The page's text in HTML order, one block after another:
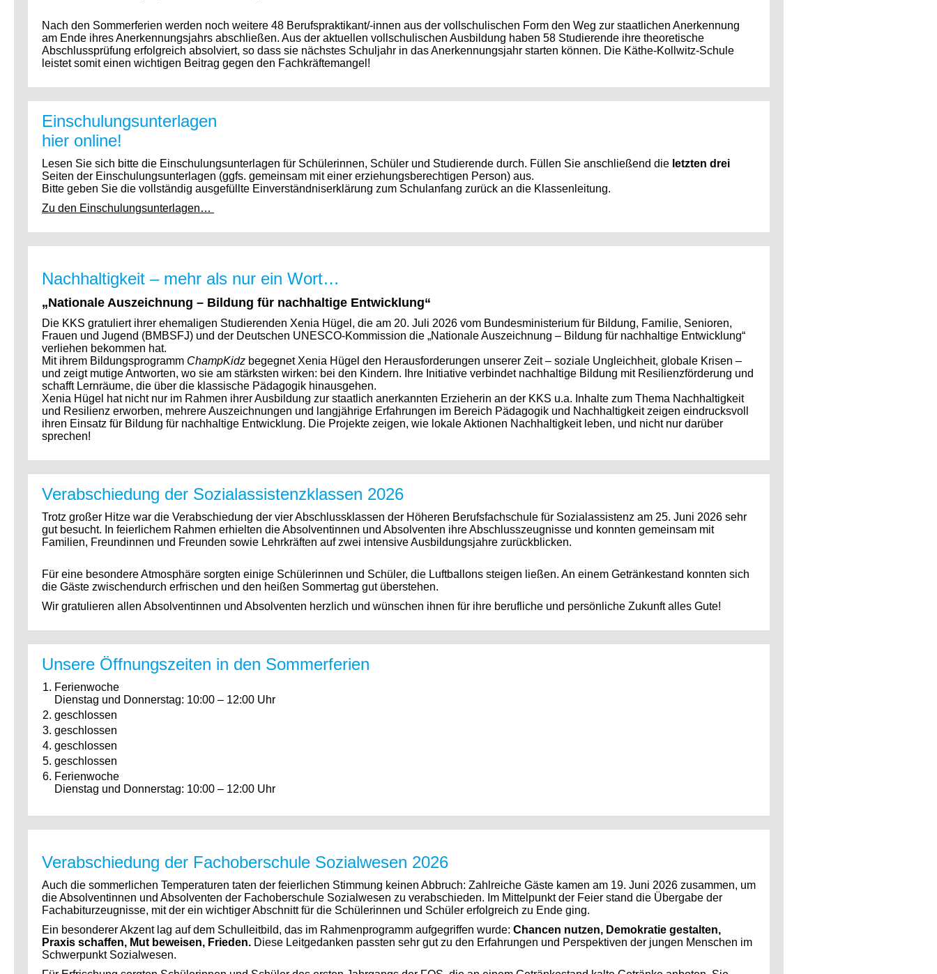
Nach den Sommerferien werden noch weitere 48 Berufspraktikant/-innen aus der vollschulischen Form den Weg zur staatlichen Anerkennung
am Ende ihres Anerkennungsjahrs abschließen. Aus der aktuellen vollschulischen Ausbildung haben 58 Studierende ihre theoretische
Abschlussprüfung erfolgreich absolviert, so dass sie nächstes Schuljahr in das Anerkennungsjahr starten können. Die Käthe-Kollwitz-Schule
leistet somit einen wichtigen Beitrag gegen den Fachkräftemangel!
Einschulungsunterlagen
hier online!
Lesen Sie sich bitte die Einschulungsunterlagen für Schülerinnen, Schüler und Studierende durch. Füllen Sie anschließend die letzten drei
Seiten der Einschulungsunterlagen (ggfs. gemeinsam mit einer erziehungsberechtigen Person) aus.
Bitte geben Sie die vollständig ausgefüllte Einverständniserklärung zum Schulanfang zurück an die Klassenleitung.
Zu den Einschulungsunterlagen…
Nachhaltigkeit – mehr als nur ein Wort…
„Nationale Auszeichnung – Bildung für nachhaltige Entwicklung“
Die KKS gratuliert ihrer ehemaligen Studierenden Xenia Hügel, die am 20. Juli 2026 vom Bundesministerium für Bildung, Familie, Senioren,
Frauen und Jugend (BMBSFJ) und der Deutschen UNESCO-Kommission die „Nationale Auszeichnung – Bildung für nachhaltige Entwicklung“
verliehen bekommen hat.
Mit ihrem Bildungsprogramm ChampKidz begegnet Xenia Hügel den Herausforderungen unserer Zeit – soziale Ungleichheit, globale Krisen –
und zeigt mutige Antworten, wo sie am stärksten wirken: bei den Kindern. Ihre Initiative verbindet nachhaltige Bildung mit Resilienzförderung und
schafft Lernräume, die über die klassische Pädagogik hinausgehen.
Xenia Hügel hat nicht nur im Rahmen ihrer Ausbildung zur staatlich anerkannten Erzieherin an der KKS u.a. Inhalte zum Thema Nachhaltigkeit
und Resilienz erworben, mehrere Auszeichnungen und langjährige Erfahrungen im Bereich Pädagogik und Nachhaltigkeit zeigen eindrucksvoll
ihren Einsatz für Bildung für nachhaltige Entwicklung. Die Projekte zeigen, wie lokale Aktionen Nachhaltigkeit leben, und nicht nur darüber
sprechen!
Verabschiedung der Sozialassistenzklassen 2026
Trotz großer Hitze war die Verabschiedung der vier Abschlussklassen der Höheren Berufsfachschule für Sozialassistenz am 25. Juni 2026 sehr
gut besucht. In feierlichem Rahmen erhielten die Absolventinnen und Absolventen ihre Abschlusszeugnisse und konnten gemeinsam mit
Familien, Freundinnen und Freunden sowie Lehrkräften auf zwei intensive Ausbildungsjahre zurückblicken.
Für eine besondere Atmosphäre sorgten einige Schülerinnen und Schüler, die Luftballons steigen ließen. An einem Getränkestand konnten sich
die Gäste zwischendurch erfrischen und den heißen Sommertag gut überstehen.
Wir gratulieren allen Absolventinnen und Absolventen herzlich und wünschen ihnen für ihre berufliche und persönliche Zukunft alles Gute!
Unsere Öffnungszeiten in den Sommerferien
Ferienwoche
Dienstag und Donnerstag: 10:00 – 12:00 Uhr
geschlossen
geschlossen
geschlossen
geschlossen
Ferienwoche
Dienstag und Donnerstag: 10:00 – 12:00 Uhr
Verabschiedung der Fachoberschule Sozialwesen 2026
Auch die sommerlichen Temperaturen taten der feierlichen Stimmung keinen Abbruch: Zahlreiche Gäste kamen am 19. Juni 2026 zusammen, um
die Absolventinnen und Absolventen der Fachoberschule Sozialwesen zu verabschieden. Im Mittelpunkt der Feier stand die Übergabe der
Fachabiturzeugnisse, mit der ein wichtiger Abschnitt für die Schülerinnen und Schüler erfolgreich zu Ende ging.
Ein besonderer Akzent lag auf dem Schulleitbild, das im Rahmenprogramm aufgegriffen wurde: Chancen nutzen, Demokratie gestalten,
Praxis schaffen, Mut beweisen, Frieden. Diese Leitgedanken passten sehr gut zu den Erfahrungen und Perspektiven der jungen Menschen im
Schwerpunkt Sozialwesen.